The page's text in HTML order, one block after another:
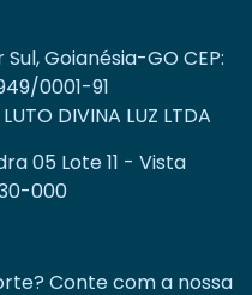
Goianésia-GO CEP:
0001-91
DIVINA LUZ LTDA
05 Lote 11 - Vista
000
Conte com a nossa